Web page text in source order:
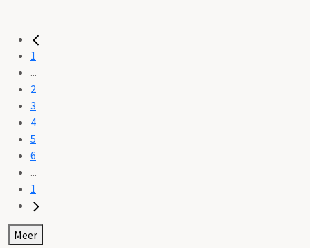
1
...
2
3
4
5
6
...
1
Meer